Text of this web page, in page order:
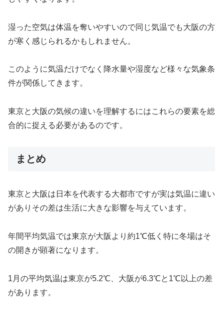
湿った空気は体温を奪いやすいので同じ気温でも大阪の方
が寒く感じられるかもしれません。
このように気温だけでなく降水量や湿度など様々な気象条
件が関係してきます。
東京と大阪の気候の違いを理解するにはこれらの要素を総
合的に捉える必要があるのです。
まとめ
東京と大阪は日本を代表する大都市ですが実は気温に違い
がありその差は生活に大きな影響を与えています。
年間平均気温では東京が大阪より約1℃低く特に冬場はそ
の開きが顕著になります。
1月の平均気温は東京が5.2℃、大阪が6.3℃と1℃以上の差
があります。